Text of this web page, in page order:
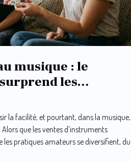
musique : le
les
la facilité, et pourtant, dans la musique,
que les ventes d’instruments
les pratiques amateurs se diversifient, du